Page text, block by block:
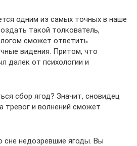
одним из самых точных в наше
такой толкователь,
сможет ответить
видения. Притом, что
далек от психологии и
сбор ягод? Значит, сновидец
тревог и волнений сможет
сне недозревшие ягоды. Вы